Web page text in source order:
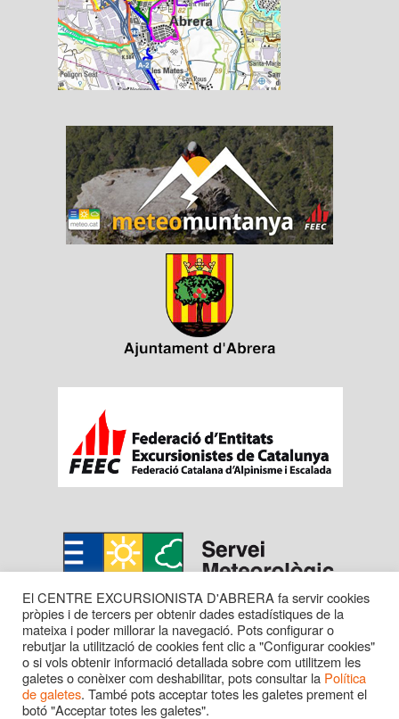
Copyright © 2016 CENTRE EXC. D'ABRERA. Tots els
El CENTRE EXCURSIONISTA D'ABRERA fa servir cookies
pròpies i de tercers per obtenir dades estadístiques de la
mateixa i poder millorar la navegació. Pots configurar o
rebutjar la utilització de cookies fent clic a "Configurar cookies"
o si vols obtenir informació detallada sobre com utilitzem les
galetes o conèixer com deshabilitar, pots consultar la Política
de galetes. També pots acceptar totes les galetes prement el
botó "Acceptar totes les galetes".